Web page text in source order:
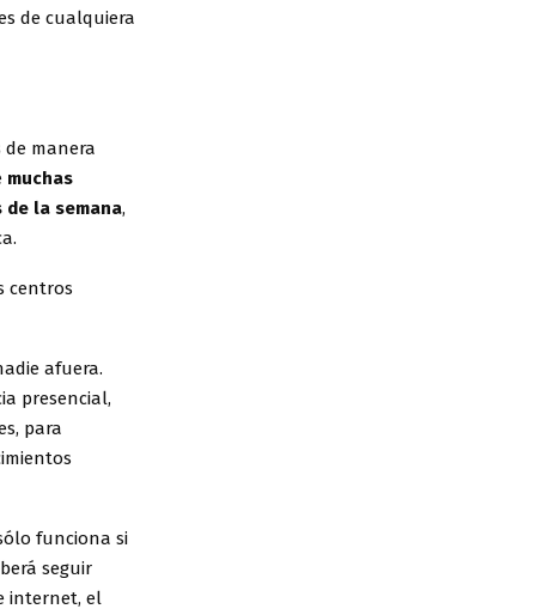
de cualquiera
de manera
muchas
la semana,
centros
afuera.
presencial,
para
funciona si
seguir
internet, el